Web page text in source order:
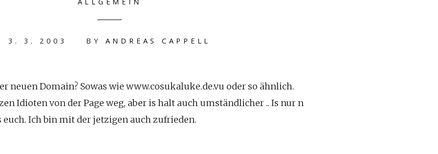
3. 3. 2003 BY ANDREAS CAPPELL
neuen Domain? Sowas wie www.cosukaluke.de.vu oder so ähnlich.
Idioten von der Page weg, aber is halt auch umständlicher .. Is nur n
euch. Ich bin mit der jetzigen auch zufrieden.